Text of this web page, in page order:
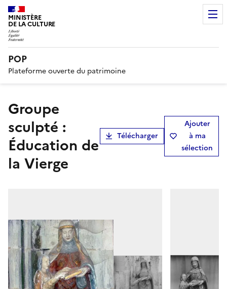
MINISTÈRE
DE LA CULTURE
POP
Plateforme ouverte du patrimoine
Groupe
sculpté :
Éducation de
la Vierge
Télécharger
Ajouter
à ma
sélection